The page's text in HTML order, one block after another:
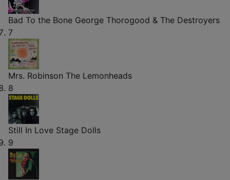
Bad To the Bone George Thorogood & The Destroyers
7
Mrs. Robinson The Lemonheads
8
Still In Love Stage Dolls
9